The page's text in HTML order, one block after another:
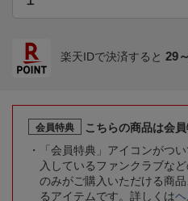
楽天IDで決済すると 29
会員特典
こちらの商品は会
「会員特典」アイコンがつ
入しているファンクラブな
のみがご購入いただける商
るアイテムです。詳しくは